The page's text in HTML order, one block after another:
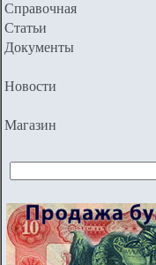
Справочная
Статьи
Документы
Новости
Магазин